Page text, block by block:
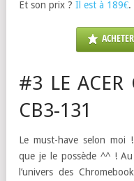
Et son prix ? Il est à 189€.
#3 LE ACER
CB3-131
Le must-have selon moi
que je le possède ^^ !
l’univers des